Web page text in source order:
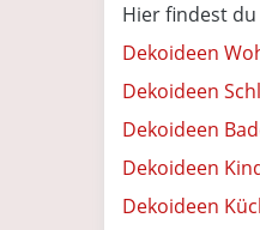
Hier findest
Dekoideen
Dekoideen
Dekoideen
Dekoideen
Dekoideen